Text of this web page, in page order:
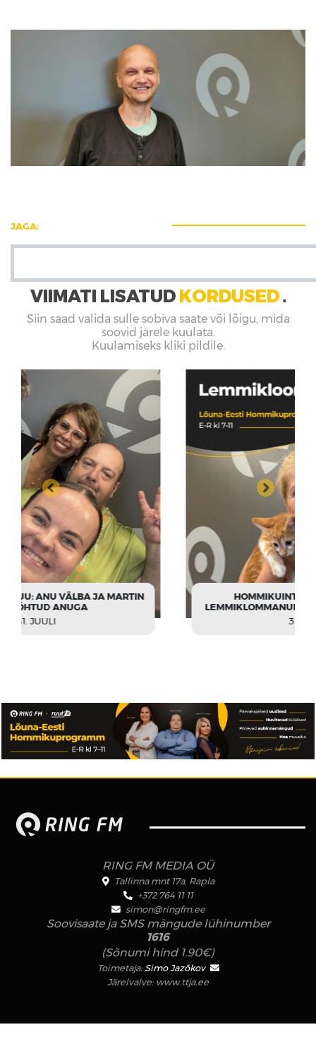
JAGA:
VIIMATI LISATUD KORDUSED ■
Siin saad valida sulle sobiva saate või lõigu, mida
soovid järele kuulata.
Kuulamiseks kliki pildile.
HOMMIKUINTERVJUU: DR STERN
LEMMIKLOMMANURK, KADRI, SUSIN JA SÄDE
30. JUULI
RING FM MEDIA OÜ
Tallinna mnt 17a, Rapla
+372 764 11 11
simon@ringfm.ee
Soovisaate ja SMS mängude lühinumber
1616
(Sõnumi hind 1.90€)
Toimetaja: Simo Jazõkov
Järelvalve: www.ttja.ee